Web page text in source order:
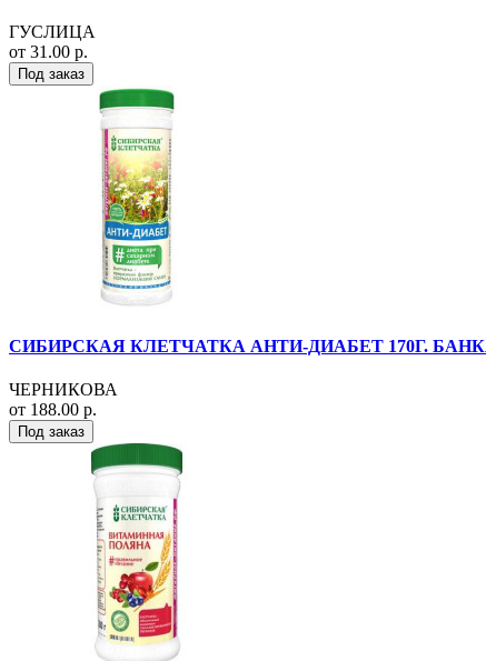
ГУСЛИЦА
от 31.00 р.
Под заказ
СИБИРСКАЯ КЛЕТЧАТКА АНТИ-ДИАБЕТ 170Г.
ЧЕРНИКОВА
от 188.00 р.
Под заказ